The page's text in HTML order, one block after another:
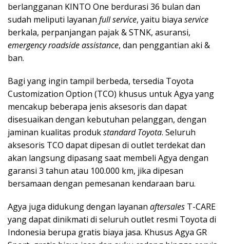
berlangganan KINTO One berdurasi 36 bulan dan
sudah meliputi layanan full service, yaitu biaya service
berkala, perpanjangan pajak & STNK, asuransi,
emergency roadside assistance, dan penggantian aki &
ban.
Bagi yang ingin tampil berbeda, tersedia Toyota
Customization Option (TCO) khusus untuk Agya yang
mencakup beberapa jenis aksesoris dan dapat
disesuaikan dengan kebutuhan pelanggan, dengan
jaminan kualitas produkstandard Toyota. Seluruh
aksesoris TCO dapat dipesan di outlet terdekat dan
akan langsung dipasang saat membeli Agya dengan
garansi 3 tahun atau 100.000 km, jika dipesan
bersamaan dengan pemesanan kendaraan baru.
Agya juga didukung dengan layanan aftersales T-CARE
yang dapat dinikmati di seluruh outlet resmi Toyota di
Indonesia berupa gratis biaya jasa. Khusus Agya GR